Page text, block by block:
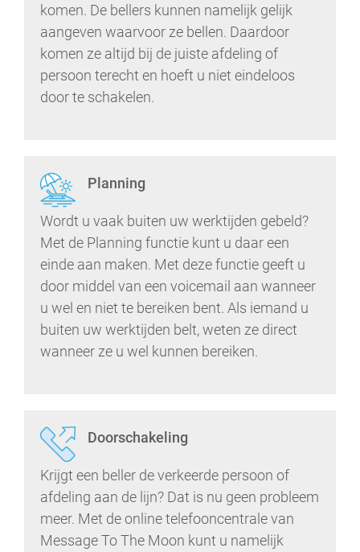
komen. De bellers kunnen namelijk gelijk
aangeven waarvoor ze bellen. Daardoor
komen ze altijd bij de juiste afdeling of
persoon terecht en hoeft u niet eindeloos
door te schakelen.
Planning
Wordt u vaak buiten uw werktijden gebeld?
Met de Planning functie kunt u daar een
einde aan maken. Met deze functie geeft u
door middel van een voicemail aan wanneer
u wel en niet te bereiken bent. Als iemand u
buiten uw werktijden belt, weten ze direct
wanneer ze u wel kunnen bereiken.
Doorschakeling
Krijgt een beller de verkeerde persoon of
afdeling aan de lijn? Dat is nu geen probleem
meer. Met de online telefooncentrale van
Message To The Moon kunt u namelijk